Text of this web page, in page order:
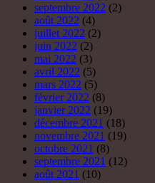
septembre 2022 (2)
août 2022 (4)
juillet 2022 (2)
juin 2022 (2)
mai 2022 (3)
avril 2022 (5)
mars 2022 (5)
février 2022 (8)
janvier 2022 (19)
décembre 2021 (18)
novembre 2021 (19)
octobre 2021 (8)
septembre 2021 (12)
août 2021 (10)